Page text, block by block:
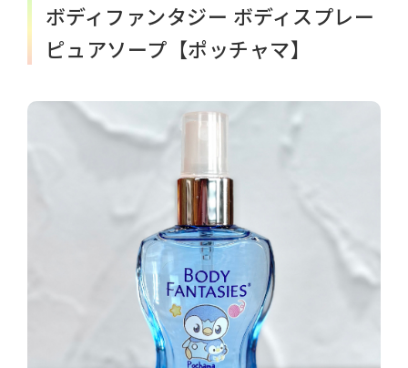
ボディファンタジー ボディスプレー
ピュアソープ【ポッチャマ】